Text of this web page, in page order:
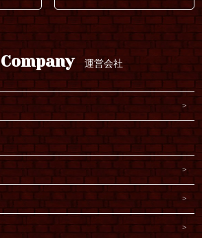
Company 運営会社